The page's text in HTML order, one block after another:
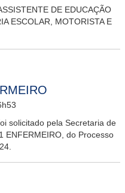
DE EDUCAÇÃO
ESCOLAR, MOTORISTA E
solicitado pela Secretaria de
ENFERMEIRO, do Processo